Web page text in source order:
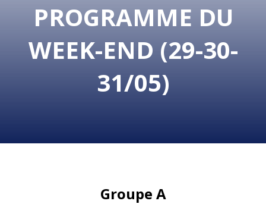
PROGRAMME DU
WEEK-END (29-30-
31/05)
Groupe A